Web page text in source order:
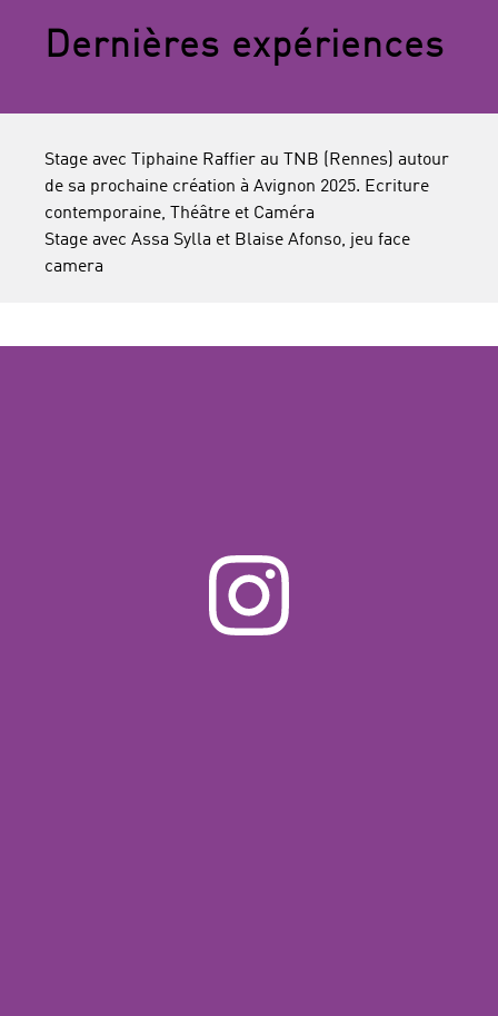
Dernières expériences
Stage avec Tiphaine Raffier au TNB (Rennes) autour
de sa prochaine création à Avignon 2025. Ecriture
contemporaine, Théâtre et Caméra
Stage avec Assa Sylla et Blaise Afonso, jeu face
camera